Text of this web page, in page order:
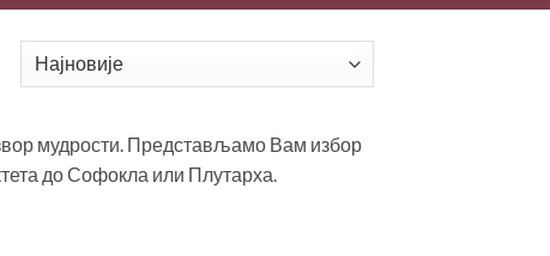
мудрости. Представљамо Вам избор
до Софокла или Плутарха.